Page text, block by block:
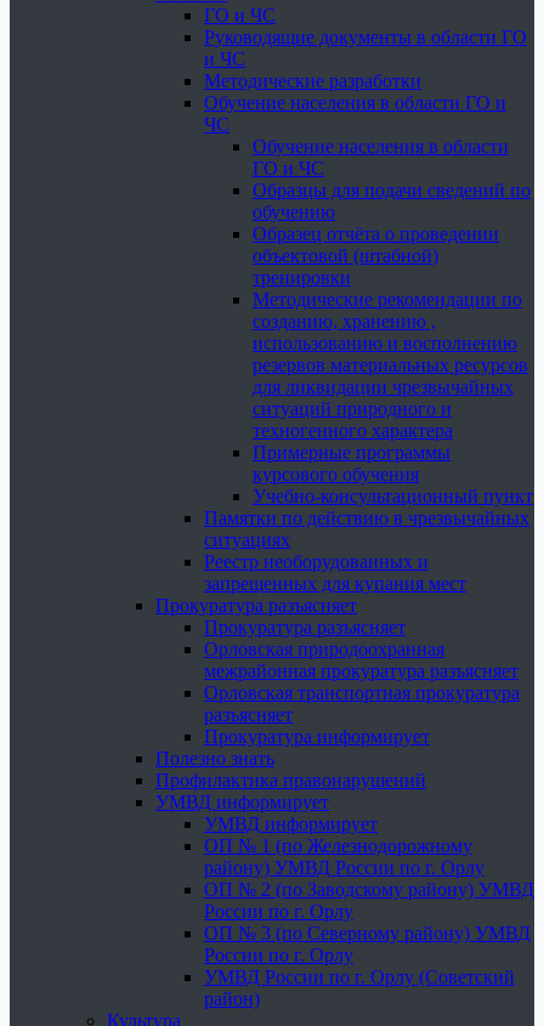
ГО и ЧС
Руководящие документы в области ГО
и ЧС
Методические разработки
Обучение населения в области ГО и
ЧС
Обучение населения в области
ГО и ЧС
Образцы для подачи сведений по
обучению
Образец отчёта о проведении
объектовой (штабной)
тренировки
Методические рекомендации по
созданию, хранению ,
использованию и восполнению
резервов материальных ресурсов
для ликвидации чрезвычайных
ситуаций природного и
техногенного характера
Примерные программы
курсового обучения
Учебно-консультационный пункт
Памятки по действию в чрезвычайных
ситуациях
Реестр необорудованных и
запрещенных для купания мест
Прокуратура разъясняет
Прокуратура разъясняет
Орловская природоохранная
межрайонная прокуратура разъясняет
Орловская транспортная прокуратура
разъясняет
Прокуратура информирует
Полезно знать
Профилактика правонарушений
УМВД информирует
УМВД информирует
ОП № 1 (по Железнодорожному
району) УМВД России по г. Орлу
ОП № 2 (по Заводскому району) УМВД
России по г. Орлу
ОП № 3 (по Северному району) УМВД
России по г. Орлу
УМВД России по г. Орлу (Советский
район)
Культура